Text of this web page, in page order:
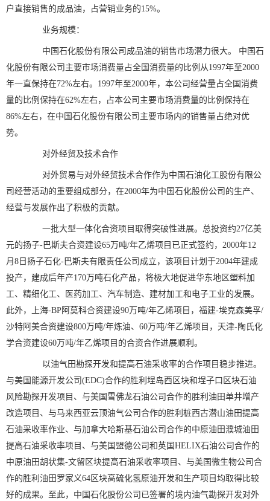
户直接销售的成品油，占营销业务的15%。
业务规模：
中国石化股份有限公司成品油的销售市场潜力很大。 中国石
化股份有限公司主要市场消费量占全国消费量的比例从1997年至2000
年一直保持在72%左右。1997年至2000年，本公司经营量占全国消费
量的比例保持在62%左右，占本公司主要市场消费量的比例保持在
86%左右，在中国石化股份有限公司主要市场内的销售量占绝对优
势。
对外经贸及技术合作
对外贸易与对外经贸技术合作作为中国石油化工股份有限公
司经营活动的重要组成部分，在2000年为中国石化股份公司的生产、
经营与发展作出了积极的贡献。
一批大型一体化合资项目取得突破性进展。总投资约27亿美
元的扬子-巴斯夫合资建设65万吨/年乙烯项目已正式签约，2000年12
月8日扬子石化-巴斯夫有限责任公司成立，该项目计划于2004年建成
投产，建成后年产170万吨石化产品，将极大地促进华东地区塑料加
工、精细化工、医药加工、汽车制造、建材加工和电子工业的发展。
此外，上海-BP阿莫科合资建设90万吨/年乙烯项目，福建-埃克森美孚/
沙特阿美合资建设800万吨/年炼油、60万吨/年乙烯项目，天津-陶氏化
学合资建设60万吨/年乙烯项目的合资合作进展顺利。
以油气田勘探开发和提高石油采收率的合作项目稳步推进。
与美国能源开发公司(EDC)合作的胜利埕岛西区块和埕子口区块石油
风险勘探开发项目、与美国雪佛龙石油公司合作的胜利油田单井增产
改造项目、与马来西亚云顶油气公司合作的胜利桩西古潜山油田提高
石油采收率作业、与加拿大哈斯基石油公司合作的中原油田濮城油田
提高石油采收率项目、与美国盟德公司和英国HELIX石油公司合作的
中原油田胡状集-文留区块提高石油采收率项目、与美国微生物公司合
作的胜利油田罗家义64区块高硫化氢原油开发和生产项目均取得比较
好的成果。至此，中国石化股份公司已签署的境内油气勘探开发对外